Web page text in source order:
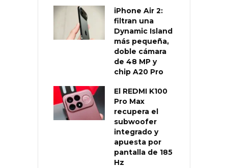
iPhone Air 2:
filtran una
Dynamic Island
más pequeña,
doble cámara
de 48 MP y
chip A20 Pro
El REDMI K100
Pro Max
recupera el
subwoofer
integrado y
apuesta por
pantalla de 185
Hz